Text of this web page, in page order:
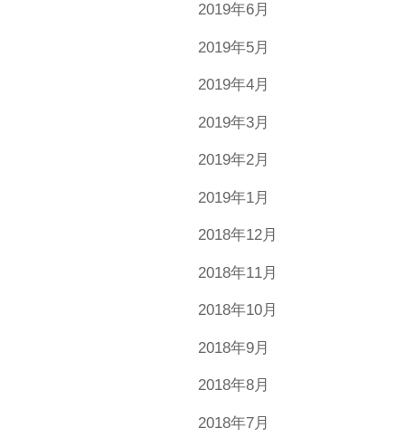
2019年6月
2019年5月
2019年4月
2019年3月
2019年2月
2019年1月
2018年12月
2018年11月
2018年10月
2018年9月
2018年8月
2018年7月